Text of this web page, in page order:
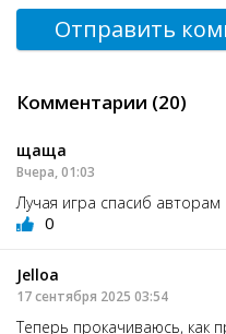
Отправить
Комментарии (20)
щаща
Вчера, 01:03
Лучая игра спасиб авторам
0
Jelloa
17 сентября 2025 03:54
Теперь прокачиваюсь, как